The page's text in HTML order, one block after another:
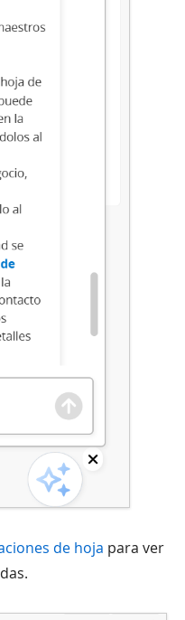
de hoja para ver